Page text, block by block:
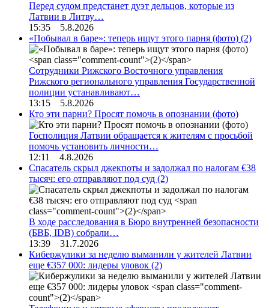
Перед судом предстанет дуэт дельцов, которые из
Латвии в Литву…
15:35 5.8.2026
«Побывал в баре»: теперь ищут этого парня (фото) (2)
Сотрудники Рижского Восточного управления
Рижского регионального управления Государственной
полиции устанавливают…
13:15 5.8.2026
Кто эти парни? Просят помочь в опознании (фото)
Госполиция Латвии обращается к жителям с просьбой
помочь установить личности…
12:11 4.8.2026
Спасатель скрыл джекпоты и задолжал по налогам €38
тысяч: его отправляют под суд (2)
В ходе расследования в Бюро внутренней безопасности
(БВБ, IDB) собрали…
13:39 31.7.2026
Кибержулики за неделю выманили у жителей Латвии
еще €357 000: лидеры уловок (2)